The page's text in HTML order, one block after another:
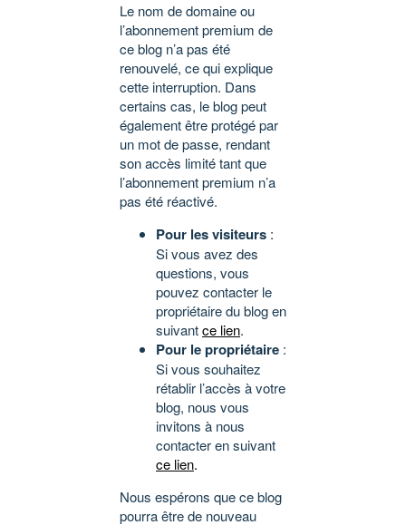
Le nom de domaine ou
l’abonnement premium de
ce blog n’a pas été
renouvelé, ce qui explique
cette interruption. Dans
certains cas, le blog peut
également être protégé par
un mot de passe, rendant
son accès limité tant que
l’abonnement premium n’a
pas été réactivé.
Pour les visiteurs :
Si vous avez des
questions, vous
pouvez contacter le
propriétaire du blog en
suivantce lien.
Pour le propriétaire :
Si vous souhaitez
rétablir l’accès à votre
blog, nous vous
invitons à nous
contacter en suivant
ce lien.
Nous espérons que ce blog
pourra être de nouveau